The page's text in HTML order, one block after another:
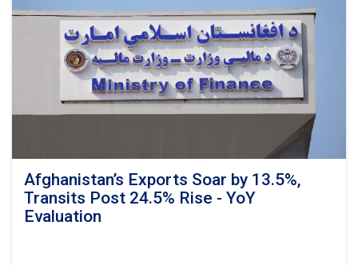
Transparency
as
Visits
Kandahar
Afghanistan’s Exports Soar by 13.5%,
Transits Post 24.5% Rise - YoY
Evaluation